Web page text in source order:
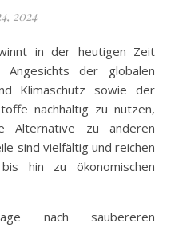
2024
der globalen
Klimaschutz sowie der
nachhaltig zu nutzen,
Alternative zu anderen
sind vielfältig und reichen
hin zu ökonomischen
nach saubereren